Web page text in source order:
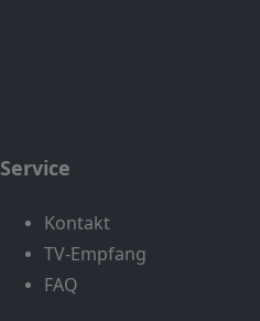
Service
Kontakt
TV-Empfang
FAQ